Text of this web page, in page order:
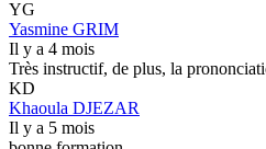
YG
Yasmine GRIM
Il y a 4 mois
Très instructif, de plus, la
KD
Khaoula DJEZAR
Il y a 5 mois